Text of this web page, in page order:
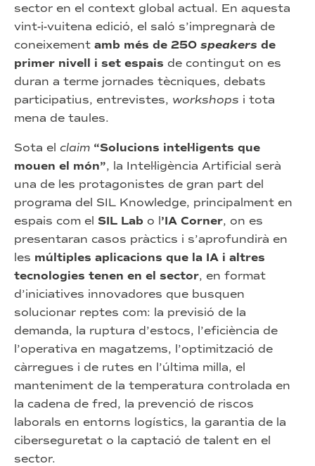
sector en el context global actual. En aquesta
vint-i-vuitena edició, el saló s’impregnarà de
coneixement amb més de 250 speakers de
primer nivell i set espais de contingut on es
duran a terme jornades tècniques, debats
participatius, entrevistes, workshops i tota
mena de taules.
Sota el claim “Solucions intel·ligents que
mouen el món”, la Intel·ligència Artificial serà
una de les protagonistes de gran part del
programa del SIL Knowledge, principalment en
espais com el SIL Lab o l’IA Corner, on es
presentaran casos pràctics i s’aprofundirà en
les múltiples aplicacions que la IA i altres
tecnologies tenen en el sector, en format
d’iniciatives innovadores que busquen
solucionar reptes com: la previsió de la
demanda, la ruptura d’estocs, l’eficiència de
l’operativa en magatzems, l’optimització de
càrregues i de rutes en l’última milla, el
manteniment de la temperatura controlada en
la cadena de fred, la prevenció de riscos
laborals en entorns logístics, la garantia de la
ciberseguretat o la captació de talent en el
sector.